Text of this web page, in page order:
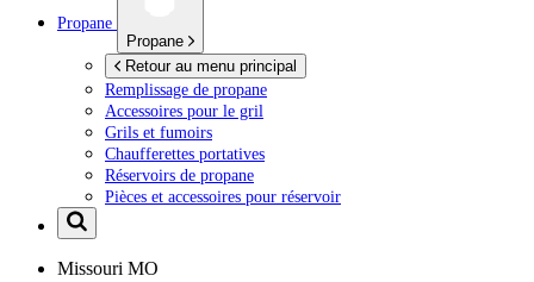
Propane
Propane
Retour au menu principal
Remplissage de propane
Accessoires pour le gril
Grils et fumoirs
Chaufferettes portatives
Réservoirs de propane
Pièces et accessoires pour réservoir
Missouri MO